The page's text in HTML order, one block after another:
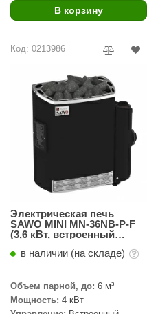
В корзину
Код: 0213986
Электрическая печь
SAWO MINI MN-36NB-P-F
(3,6 кВт, встроенный
в наличии (на складе)
Объем парной, до: 6 м³
Мощность: 4 кВт